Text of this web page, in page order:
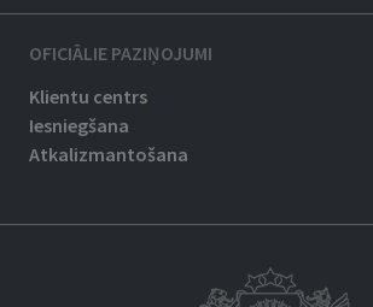
OFICIĀLIE PAZIŅOJUMI
Klientu centrs
Iesniegšana
Atkalizmantošana